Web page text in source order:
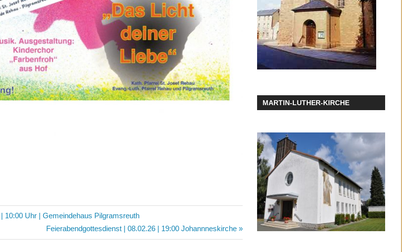
10:00 Uhr | Gemeindehaus Pilgramsreuth
Nächster
Beitrag:
Feierabendgottesdienst | 08.02.26 | 19:00 Johannneskirche
MARTIN-LUTHER-KIRCHE